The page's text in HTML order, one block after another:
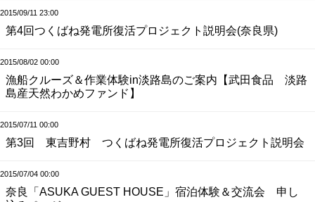
2015/09/11 23:00
第4回つくばね発電所復活プロジェクト説明会(奈良県)
2015/08/02 00:00
漁船クルーズ＆作業体験in淡路島のご案内【武田食品 淡路
島産天然わかめファンド】
2015/07/11 00:00
第3回 東吉野村 つくばね発電所復活プロジェクト説明会
2015/07/04 00:00
奈良「ASUKA GUEST HOUSE」宿泊体験＆交流会 申し